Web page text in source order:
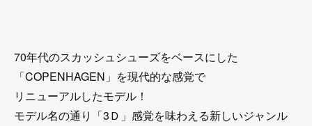
70年代のスカッシュシューズをベースにした
「COPENHAGEN」を現代的な感覚で
リニューアルしたモデル！
モデル名の通り「3Ｄ」感覚を味わえる新しいジャンル